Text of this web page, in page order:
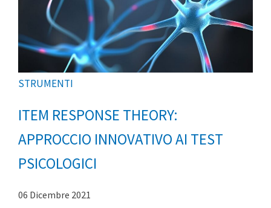
STRUMENTI
ITEM RESPONSE THEORY:
APPROCCIO INNOVATIVO AI TEST
PSICOLOGICI
06 Dicembre 2021